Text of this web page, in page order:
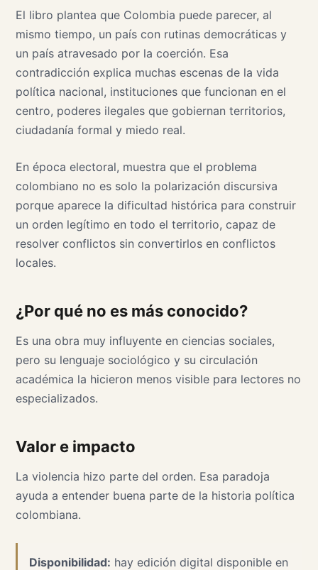
El libro plantea que Colombia puede parecer, al
mismo tiempo, un país con rutinas democráticas y
un país atravesado por la coerción. Esa
contradicción explica muchas escenas de la vida
política nacional, instituciones que funcionan en el
centro, poderes ilegales que gobiernan territorios,
ciudadanía formal y miedo real.
En época electoral, muestra que el problema
colombiano no es solo la polarización discursiva
porque aparece la dificultad histórica para construir
un orden legítimo en todo el territorio, capaz de
resolver conflictos sin convertirlos en conflictos
locales.
¿Por qué no es más conocido?
Es una obra muy influyente en ciencias sociales,
pero su lenguaje sociológico y su circulación
académica la hicieron menos visible para lectores no
especializados.
Valor e impacto
La violencia hizo parte del orden. Esa paradoja
ayuda a entender buena parte de la historia política
colombiana.
Disponibilidad: hay edición digital disponible en